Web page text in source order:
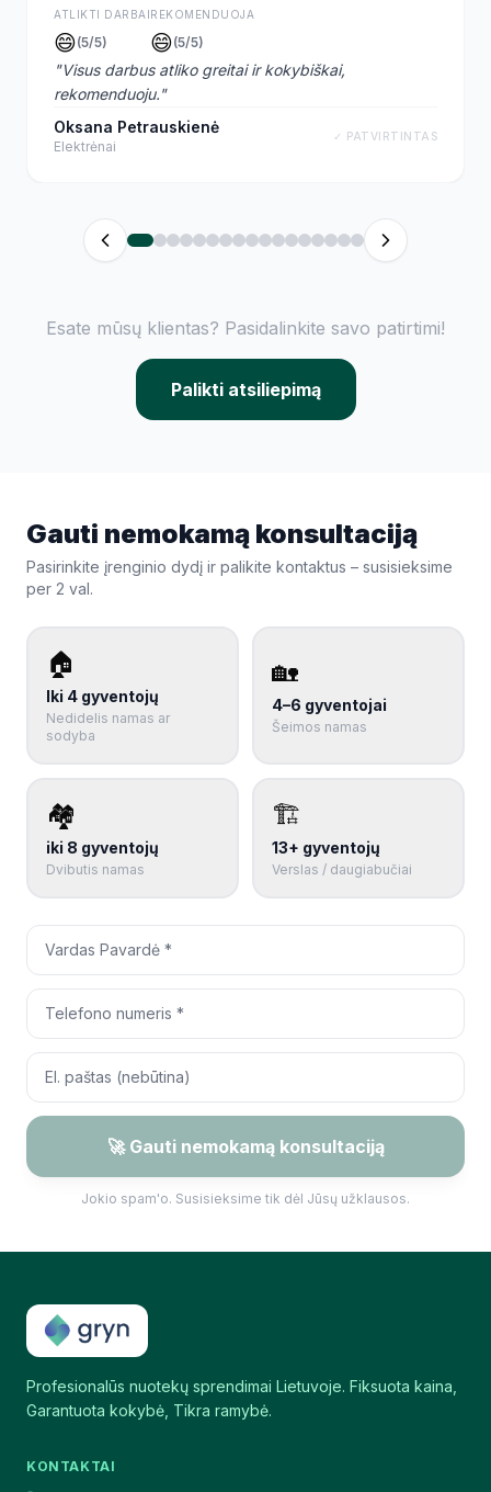
ATLIKTI DARBAI
😄(5/5)
REKOMENDUOJA
😄(5/5)
"Visus darbus atliko greitai ir kokybiškai,
rekomenduoju."
Oksana Petrauskienė
Elektrėnai
✓ PATVIRTINTAS
Esate mūsų klientas? Pasidalinkite savo patirtimi!
Palikti atsiliepimą
Gauti nemokamą konsultaciją
Pasirinkite įrenginio dydį ir palikite kontaktus – susisieksime
per 2 val.
🏠
Iki 4 gyventojų
Nedidelis namas ar
sodyba
🏡
4–6 gyventojai
Šeimos namas
🏘️
iki 8 gyventojų
Dvibutis namas
🏗️
13+ gyventojų
Verslas / daugiabučiai
🚀 Gauti nemokamą konsultaciją
Jokio spam'o. Susisieksime tik dėl Jūsų užklausos.
Profesionalūs nuotekų sprendimai Lietuvoje. Fiksuota kaina,
Garantuota kokybė, Tikra ramybė.
KONTAKTAI